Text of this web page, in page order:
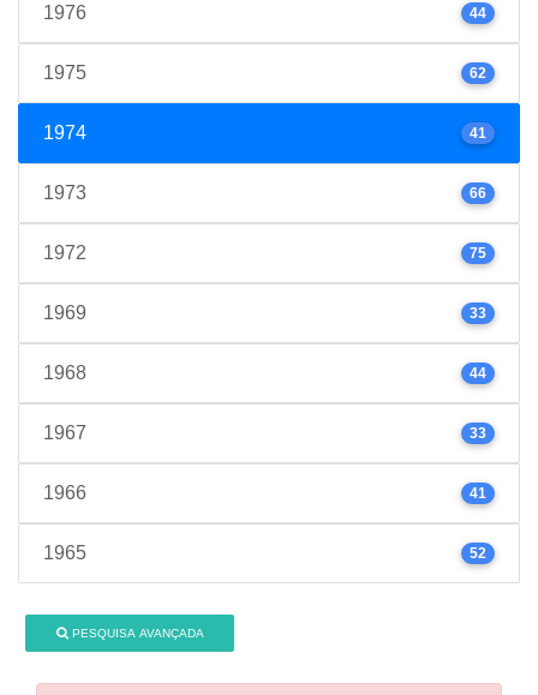
1976 44
1975 62
1974 41
1973 66
1972 75
1969 33
1968 44
1967 33
1966 41
1965 52
PESQUISA AVANÇADA